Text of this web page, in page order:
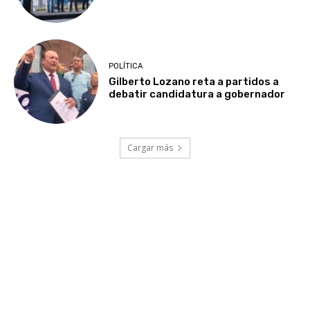
POLÍTICA
Gilberto Lozano reta a partidos a
debatir candidatura a gobernador
Cargar más